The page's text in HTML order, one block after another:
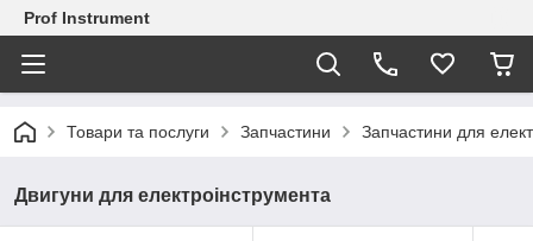
Prof Instrument
Товари та послуги Запчастини Запчастини для
Двигуни для електроінструмента